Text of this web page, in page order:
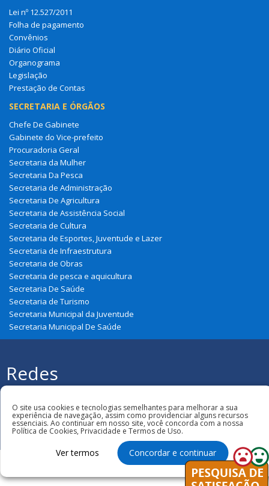
Lei nº 12.527/2011
Folha de pagamento
Convênios
Diário Oficial
Organograma
Legislação
Prestação de Contas
SECRETARIA E ÓRGÃOS
Chefe De Gabinete
Gabinete do Vice-prefeito
Procuradoria Geral
Secretaria da Mulher
Secretaria Da Pesca
Secretaria de Administração
Secretaria De Agricultura
Secretaria de Assistência Social
Secretaria de Cultura
Secretaria de Esportes, Juventude e Lazer
Secretaria de Infraestrutura
Secretaria de Obras
Secretaria de pesca e aquicultura
Secretaria De Saúde
Secretaria de Turismo
Secretaria Municipal da Juventude
Secretaria Municipal De Saúde
Redes
Sociais
O site usa cookies e tecnologias semelhantes para melhorar a sua
experiência de navegação, assim como providenciar alguns recursos
essenciais. Ao continuar em nosso site, você concorda com a nossa
Política de Cookies, Privacidade e Termos de Uso.
Ver termos Concordar e continuar